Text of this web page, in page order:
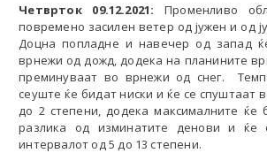
Четврток 09.12.2021:Променливо
повремено засилен ветер од јужен и од
Доцна попладне и навечер од запад
врнежи од дожд, додека на планините
преминуваат во врнежи од снег.
сеуште ќе бидат ниски и ќе се спуштаат
до 2 степени, додека максималните ќе
разлика од изминатите денови и ќе
интервалот од 5 до 13 степени.